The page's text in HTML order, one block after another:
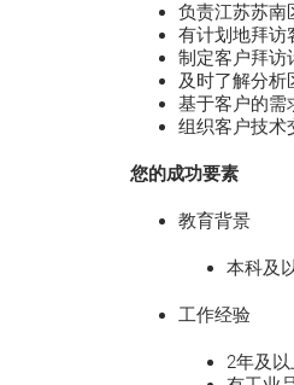
负责江苏苏南
有计划地拜访
制定客户拜访
及时了解分析
基于客户的需
组织客户技术
您的成功要素
教育背景
本科及
工作经验
2年及